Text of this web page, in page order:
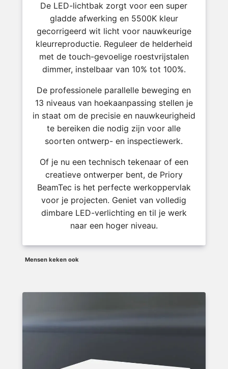
De LED-lichtbak zorgt voor een super
gladde afwerking en 5500K kleur
gecorrigeerd wit licht voor nauwkeurige
kleurreproductie. Reguleer de helderheid
met de touch-gevoelige roestvrijstalen
dimmer, instelbaar van 10% tot 100%.
De professionele parallelle beweging en
13 niveaus van hoekaanpassing stellen je
in staat om de precisie en nauwkeurigheid
te bereiken die nodig zijn voor alle
soorten ontwerp- en inspectiewerk.
Of je nu een technisch tekenaar of een
creatieve ontwerper bent, de Priory
BeamTec is het perfecte werkoppervlak
voor je projecten. Geniet van volledig
dimbare LED-verlichting en til je werk
naar een hoger niveau.
Mensen keken ook